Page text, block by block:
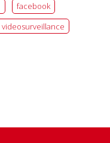
facebook
videosurveillance